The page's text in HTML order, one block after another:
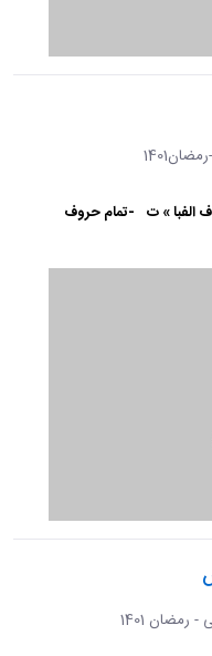
الفبا » ت -تمام حروف
رمضان 1401